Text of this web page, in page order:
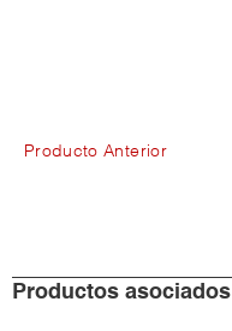
Producto Anterior
Productos asociados